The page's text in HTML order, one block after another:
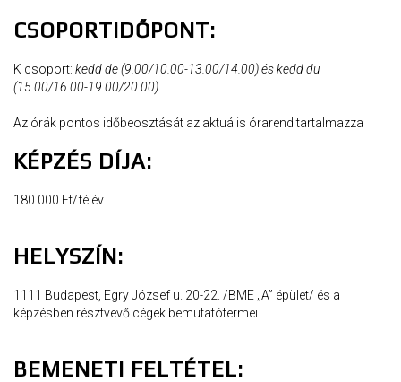
CSOPORTIDŐPONT:
K csoport: kedd de (9.00/10.00-13.00/14.00) és kedd du
(15.00/16.00-19.00/20.00)
Az órák pontos időbeosztását az aktuális órarend tartalmazza
KÉPZÉS DÍJA:
180.000 Ft/félév
HELYSZÍN:
1111 Budapest, Egry József u. 20-22. /BME „A” épület/ és a
képzésben résztvevő cégek bemutatótermei
BEMENETI FELTÉTEL: